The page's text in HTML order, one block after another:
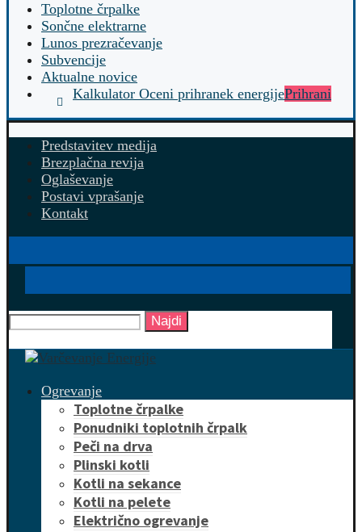
Toplotne črpalke
Sončne elektrarne
Lunos prezračevanje
Subvencije
Aktualne novice
Kalkulator Oceni prihranek energijePrihrani
Predstavitev medija
Brezplačna revija
Oglaševanje
Postavi vprašanje
Kontakt
Najdi
Ogrevanje
Toplotne črpalke
Ponudniki toplotnih črpalk
Peči na drva
Plinski kotli
Kotli na sekance
Kotli na pelete
Električno ogrevanje